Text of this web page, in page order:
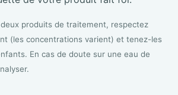
produits de traitement, respectez
(les concentrations varient) et tenez-les
En cas de doute sur une eau de